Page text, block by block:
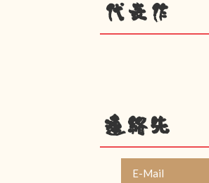
代表作
連絡先
E-Mail